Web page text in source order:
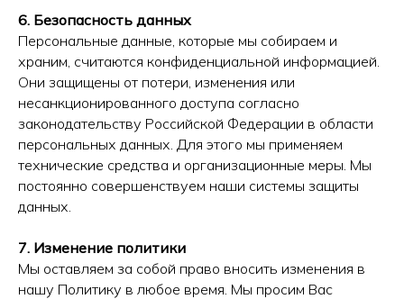
6. Безопасность данных
Персональные данные, которые мы собираем и
храним, считаются конфиденциальной информацией.
Они защищены от потери, изменения или
несанкционированного доступа согласно
законодательству Российской Федерации в области
персональных данных. Для этого мы применяем
технические средства и организационные меры. Мы
постоянно совершенствуем наши системы защиты
данных.
7. Изменение политики
Мы оставляем за собой право вносить изменения в
нашу Политику в любое время. Мы просим Вас